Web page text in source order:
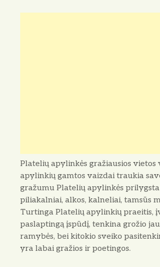
Platelių apylinkės gražiausios
apylinkių gamtos vaizdai traukia
gražumu Platelių apylinkės
piliakalniai, alkos, kalneliai, tamsūs
Turtinga Platelių apylinkių praeitis,
paslaptingą įspūdį, tenkina grožio
ramybės, bei kitokio sveiko
yra labai gražios ir poetingos.